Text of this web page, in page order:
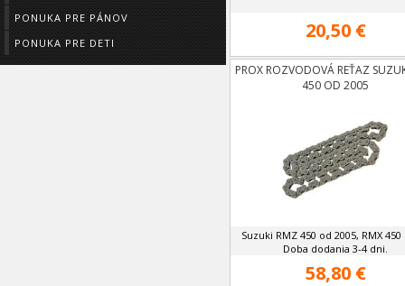
PONUKA PRE PÁNOV
PONUKA PRE DETI
20,50 €
PROX ROZVODOVÁ REŤAZ
450 OD 2005
Suzuki RMZ 450 od 2005, RMX 450
Doba dodania 3-4 dni.
58,80 €